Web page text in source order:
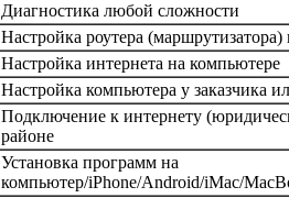
Диагностика любой сложности
Настройка роутера
Настройка интернета на компьютере
Настройка компьютера у заказчика
Подключение к интернету
районе
Установка программ на
компьютер/iPhone/Android/iMac/